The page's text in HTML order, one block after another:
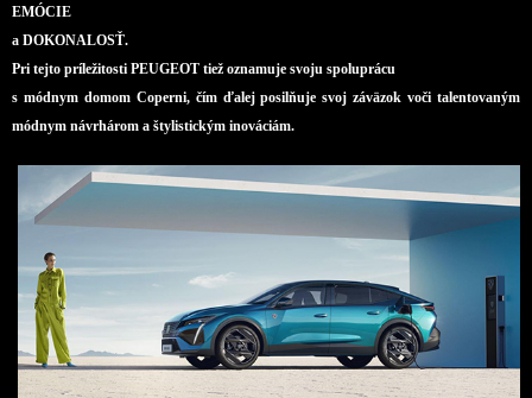
EMÓCIE
a DOKONALOSŤ.
Pri tejto príležitosti PEUGEOT tiež oznamuje svoju spoluprácu
s módnym domom Coperni, čím ďalej posilňuje svoj záväzok voči talentovaným
módnym návrhárom a štylistickým inováciám.